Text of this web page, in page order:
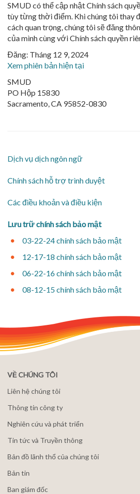
SMUD có thể cập nhật Chính sách
tùy từng thời điểm. Khi chúng tôi thay
cách quan trọng, chúng tôi sẽ đăng
của mình cùng với Chính sách quyền
Đăng: Tháng 12 9, 2024
Xem phiên bản hiện tại
SMUD
PO Hộp 15830
Sacramento, CA 95852-0830
Dịch vụ dịch ngôn ngữ
Chính sách hỗ trợ trình duyệt
Các điều khoản và điều kiện
Lưu trữ chính sách bảo mật
03-22-24 chính sách bảo mật
12-17-18 chính sách bảo mật
06-22-16 chính sách bảo mật
08-12-15 chính sách bảo mật
VỀ CHÚNG TÔI
Liên hệ chúng tôi
Thông tin công ty
Nghiên cứu và phát triển
Tin tức và Truyền thông
Bản đồ lãnh thổ của chúng tôi
Bản tin
Ban giám đốc